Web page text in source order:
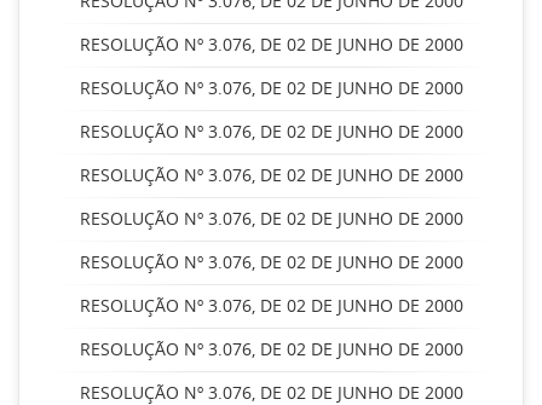
RESOLUÇÃO Nº 3.076, DE 02 DE JUNHO DE 2000
RESOLUÇÃO Nº 3.076, DE 02 DE JUNHO DE 2000
RESOLUÇÃO Nº 3.076, DE 02 DE JUNHO DE 2000
RESOLUÇÃO Nº 3.076, DE 02 DE JUNHO DE 2000
RESOLUÇÃO Nº 3.076, DE 02 DE JUNHO DE 2000
RESOLUÇÃO Nº 3.076, DE 02 DE JUNHO DE 2000
RESOLUÇÃO Nº 3.076, DE 02 DE JUNHO DE 2000
RESOLUÇÃO Nº 3.076, DE 02 DE JUNHO DE 2000
RESOLUÇÃO Nº 3.076, DE 02 DE JUNHO DE 2000